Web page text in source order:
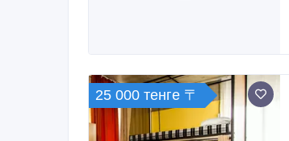
25 000 тенге 〒